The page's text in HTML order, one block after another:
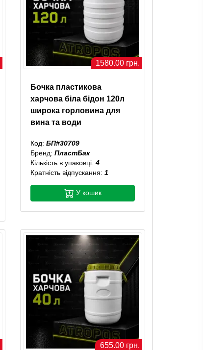
1580.00 грн.
Бочка пластикова
харчова біла бідон 120л
широка горловина для
вина та води
Код:БП#30709
Бренд:ПластБак
Кількість в упаковці:4
Кратність відпускання:1
У кошик
655.00 грн.